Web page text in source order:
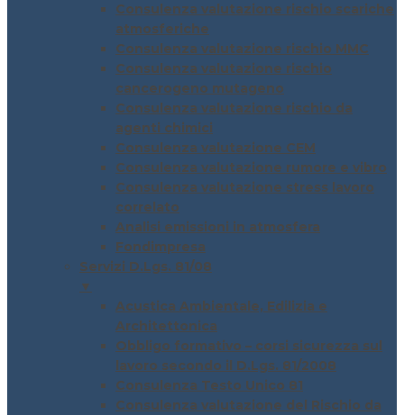
Consulenza valutazione rischio scariche
atmosferiche
Consulenza valutazione rischio MMC
Consulenza valutazione rischio
cancerogeno mutageno
Consulenza valutazione rischio da
agenti chimici
Consulenza valutazione CEM
Consulenza valutazione rumore e vibro
Consulenza valutazione stress lavoro
correlato
Analisi emissioni in atmosfera
Fondimpresa
Servizi D.Lgs. 81/08
▼
Acustica Ambientale, Edilizia e
Architettonica
Obbligo formativo – corsi sicurezza sul
lavoro secondo il D.Lgs. 81/2008
Consulenza Testo Unico 81
Consulenza valutazione del Rischio da